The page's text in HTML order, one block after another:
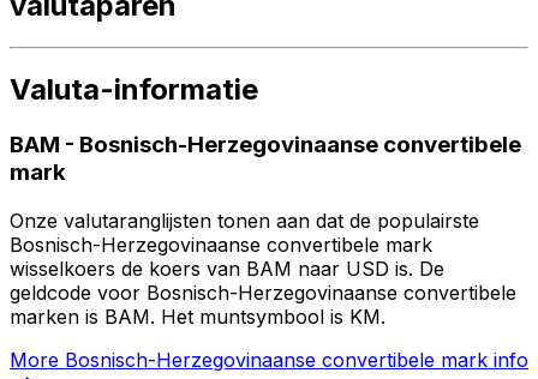
Valuta-informatie
BAM - Bosnisch-Herzegovinaanse convertibele
mark
Onze valutaranglijsten tonen aan dat de populairste
Bosnisch-Herzegovinaanse convertibele mark
wisselkoers de koers van BAM naar USD is. De
geldcode voor Bosnisch-Herzegovinaanse convertibele
marken is BAM. Het muntsymbool is KM.
More Bosnisch-Herzegovinaanse convertibele mark info